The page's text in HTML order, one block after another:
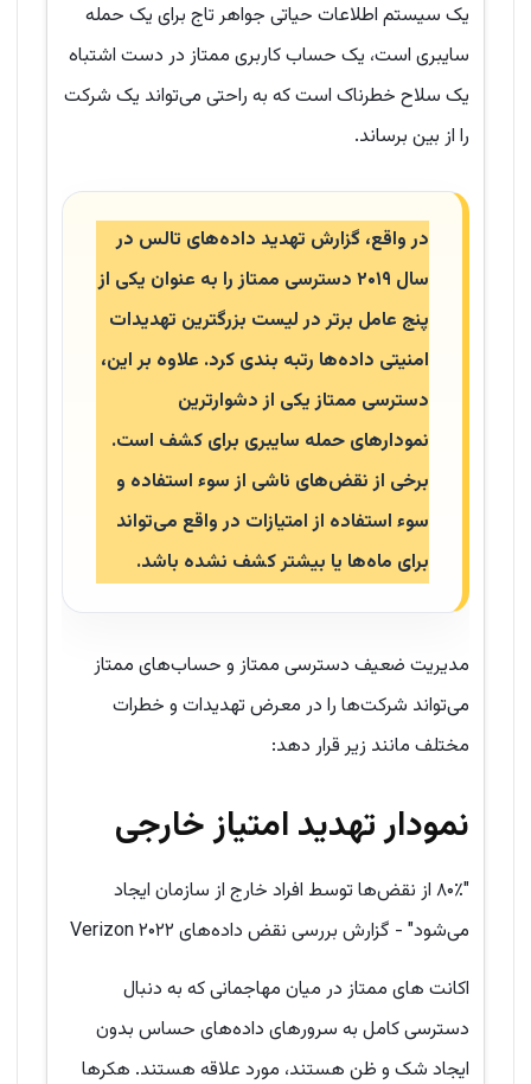
یک سیستم اطلاعات حیاتی جواهر تاج برای یک حمله
سایبری است، یک حساب کاربری ممتاز در دست اشتباه
یک سلاح خطرناک است که به راحتی می‌تواند یک شرکت
را از بین برساند.
در واقع، گزارش تهدید داده‌های تالس در
سال ۲۰۱۹ دسترسی ممتاز را به عنوان یکی از
پنج عامل برتر در لیست بزرگترین تهدیدات
امنیتی داده‌ها رتبه بندی کرد. علاوه بر این،
دسترسی ممتاز یکی از دشوارترین
نمودارهای حمله سایبری برای کشف است.
برخی از نقض‌های ناشی از سوء استفاده و
سوء استفاده از امتیازات در واقع می‌تواند
برای ماه‌ها یا بیشتر کشف نشده باشد.
مدیریت ضعیف دسترسی ممتاز و حساب‌های ممتاز
می‌تواند شرکت‌ها را در معرض تهدیدات و خطرات
مختلف مانند زیر قرار دهد:
نمودار تهدید امتیاز خارجی
"۸۰٪ از نقض‌ها توسط افراد خارج از سازمان ایجاد
می‌شود" - گزارش بررسی نقض داده‌های ۲۰۲۲ Verizon
اکانت های ممتاز در میان مهاجمانی که به دنبال
دسترسی کامل به سرورهای داده‌های حساس بدون
ایجاد شک و ظن هستند، مورد علاقه هستند. هکرها